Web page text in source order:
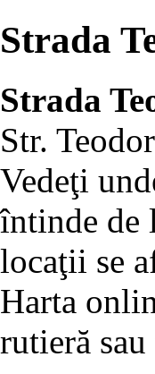
Strada
Strada
Str.
Vedeţi
întinde de
locaţii se
Harta
rutieră